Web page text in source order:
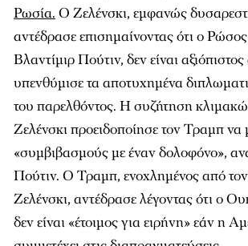
Ρωσία. Ο Ζελένσκι, εμφανώς
αντέδρασε επισημαίνοντας ότι ο
Βλαντίμιρ Πούτιν, δεν είναι
υπενθύμισε τα αποτυχημένα
του παρελθόντος. Η συζήτηση
Ζελένσκι προειδοποίησε τον Τραμπ να
«συμβιβασμούς με έναν δολοφόνο»,
Πούτιν. Ο Τραμπ, ενοχλημένος από τον
Ζελένσκι, αντέδρασε λέγοντας ότι ο
δεν είναι «έτοιμος για ειρήνη» εάν η